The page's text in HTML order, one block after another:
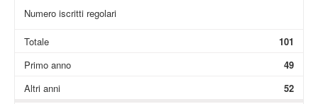
Numero iscritti regolari
Totale
101
Primo anno
49
Altri anni
52